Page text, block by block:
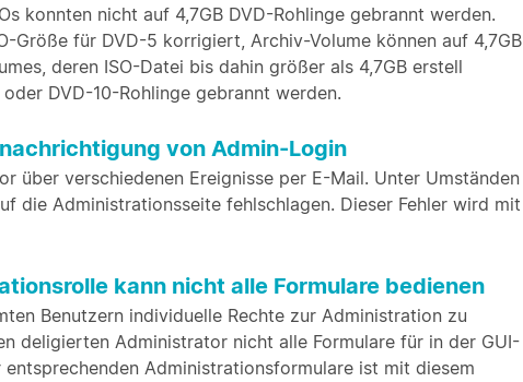
konnten nicht auf 4,7GB DVD-Rohlinge gebrannt werden.
Größe für DVD-5 korrigiert, Archiv-Volume können auf 4,7GB
deren ISO-Datei bis dahin größer als 4,7GB erstell
DVD-10-Rohlinge gebrannt werden.
von Admin-Login
über verschiedenen Ereignisse per E-Mail. Unter Umständen
die Administrationsseite fehlschlagen. Dieser Fehler wird mit
kann nicht alle Formulare bedienen
Benutzern individuelle Rechte zur Administration zu
deligierten Administrator nicht alle Formulare für in der GUI-
Administrationsformulare ist mit diesem